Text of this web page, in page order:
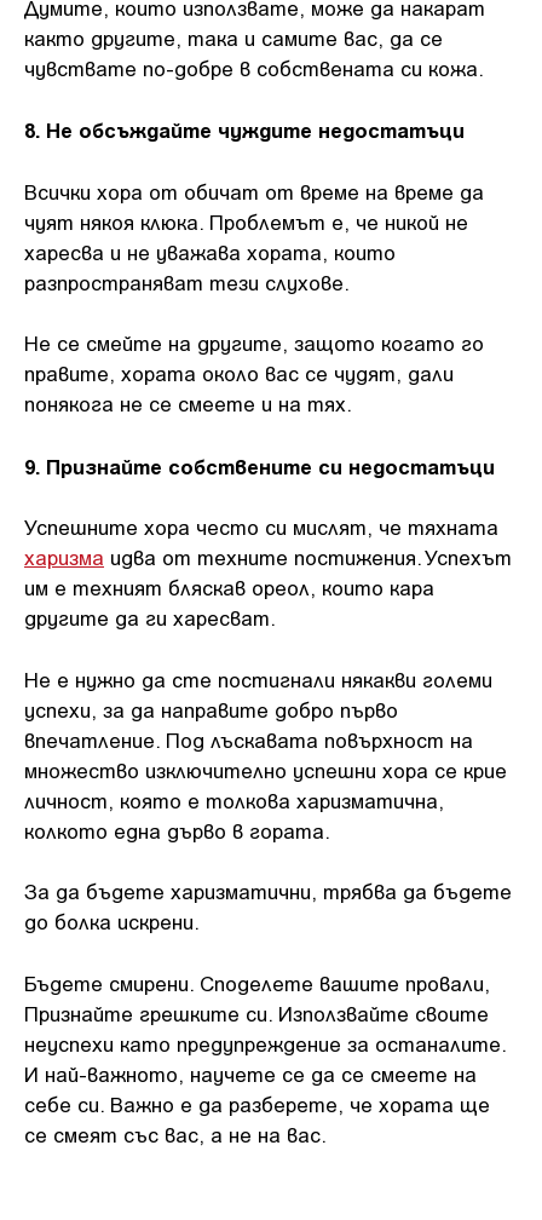
Думите, които използвате, може да накарат
както другите, така и самите вас, да се
чувствате по-добре в собствената си кожа.
8. Не обсъждайте чуждите недостатъци
Всички хора от обичат от време на време да
чуят някоя клюка. Проблемът е, че никой не
харесва и не уважава хората, които
разпространяват тези слухове.
Не се смейте на другите, защото когато го
правите, хората около вас се чудят, дали
понякога не се смеете и на тях.
9. Признайте собствените си недостатъци
Успешните хора често си мислят, че тяхната
харизма идва от техните постижения. Успехът
им е техният бляскав ореол, които кара
другите да ги харесват.
Не е нужно да сте постигнали някакви големи
успехи, за да направите добро първо
впечатление. Под лъскавата повърхност на
множество изключително успешни хора се крие
личност, която е толкова харизматична,
колкото една дърво в гората.
За да бъдете харизматични, трябва да бъдете
до болка искрени.
Бъдете смирени. Споделете вашите провали,
Признайте грешките си. Използвайте своите
неуспехи като предупреждение за останалите.
И най-важното, научете се да се смеете на
себе си. Важно е да разберете, че хората ще
се смеят със вас, а не на вас.